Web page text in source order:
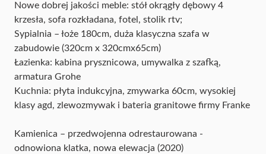
Nowe dobrej jakości meble: stół okrągły dębowy 4
krzesła, sofa rozkładana, fotel, stolik rtv;
Sypialnia – łoże 180cm, duża klasyczna szafa w
zabudowie (320cm x 320cmx65cm)
Łazienka: kabina prysznicowa, umywalka z szafką,
armatura Grohe
Kuchnia: płyta indukcyjna, zmywarka 60cm, wysokiej
klasy agd, zlewozmywak i bateria granitowe firmy Franke
Kamienica – przedwojenna odrestaurowana -
odnowiona klatka, nowa elewacja (2020)